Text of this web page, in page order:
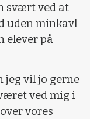
svært ved at
uden minkavl
elever på
jeg vil jo gerne
ved mig i
vores